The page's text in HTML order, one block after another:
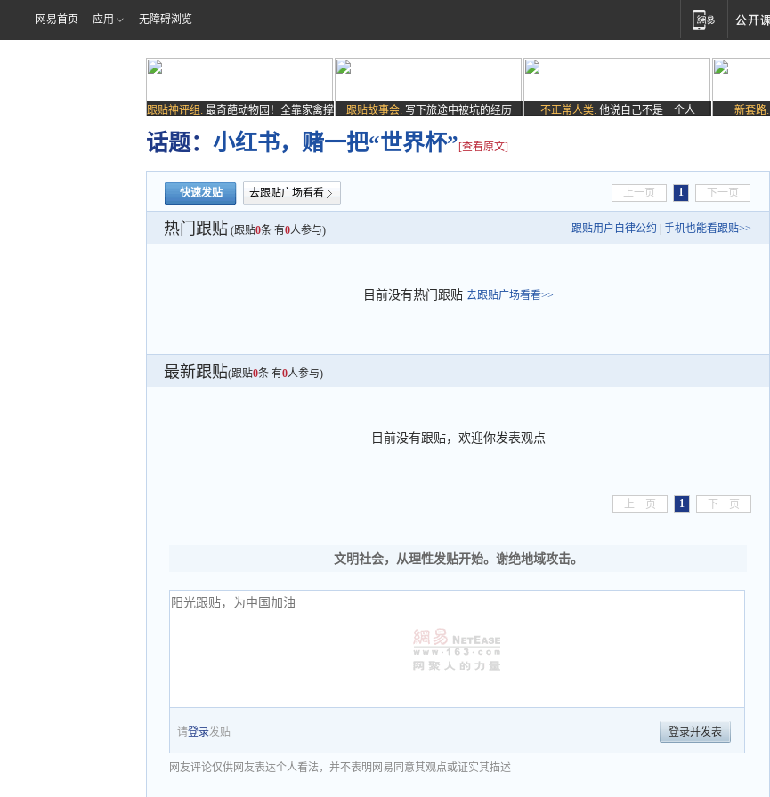
网易首页 应用 无障碍浏览
跟贴神评组: 最奇葩动物园！全靠家禽撑
场子
跟贴故事会: 写下旅途中被坑的经历 不正常人类: 他说自己不是一个人 新套路:
话题： 小红书，赌一把“世界杯”[查看原文]
快速发贴 去跟贴广场看看 上一页 1 下一页
热门跟贴 (跟贴0条 有0人参与) 跟贴用户自律公约 手机也能看跟贴>>
目前没有热门跟贴 去跟贴广场看看>>
最新跟贴(跟贴0条 有0人参与)
目前没有跟贴，欢迎你发表观点
上一页 1 下一页
文明社会，从理性发贴开始。谢绝地域攻击。
请登录发贴 登录并发表
网友评论仅供网友表达个人看法，并不表明网易同意其观点或证实其描述